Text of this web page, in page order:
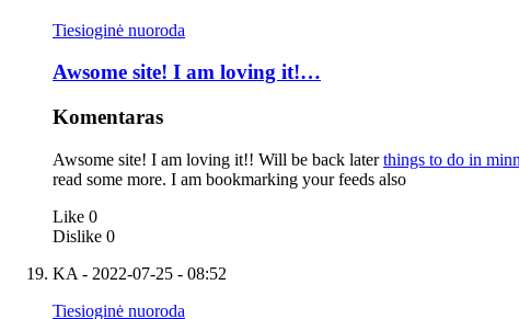
Tiesioginė nuoroda
Awsome site! I am loving it!…
Komentaras
Awsome site! I am loving it!! Will be back laterthings to do in
read some more. I am bookmarking your feeds also
Like 0
Dislike 0
KA - 2022-07-25 - 08:52
Tiesioginė nuoroda